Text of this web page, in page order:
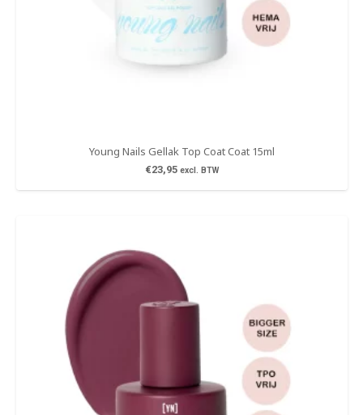
Young Nails Gellak Top Coat Coat 15ml
€23,95 excl. BTW